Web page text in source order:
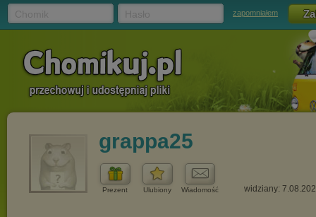
zapomniałem
grappa25
Prezent Ulubiony Wiadomość widziany: